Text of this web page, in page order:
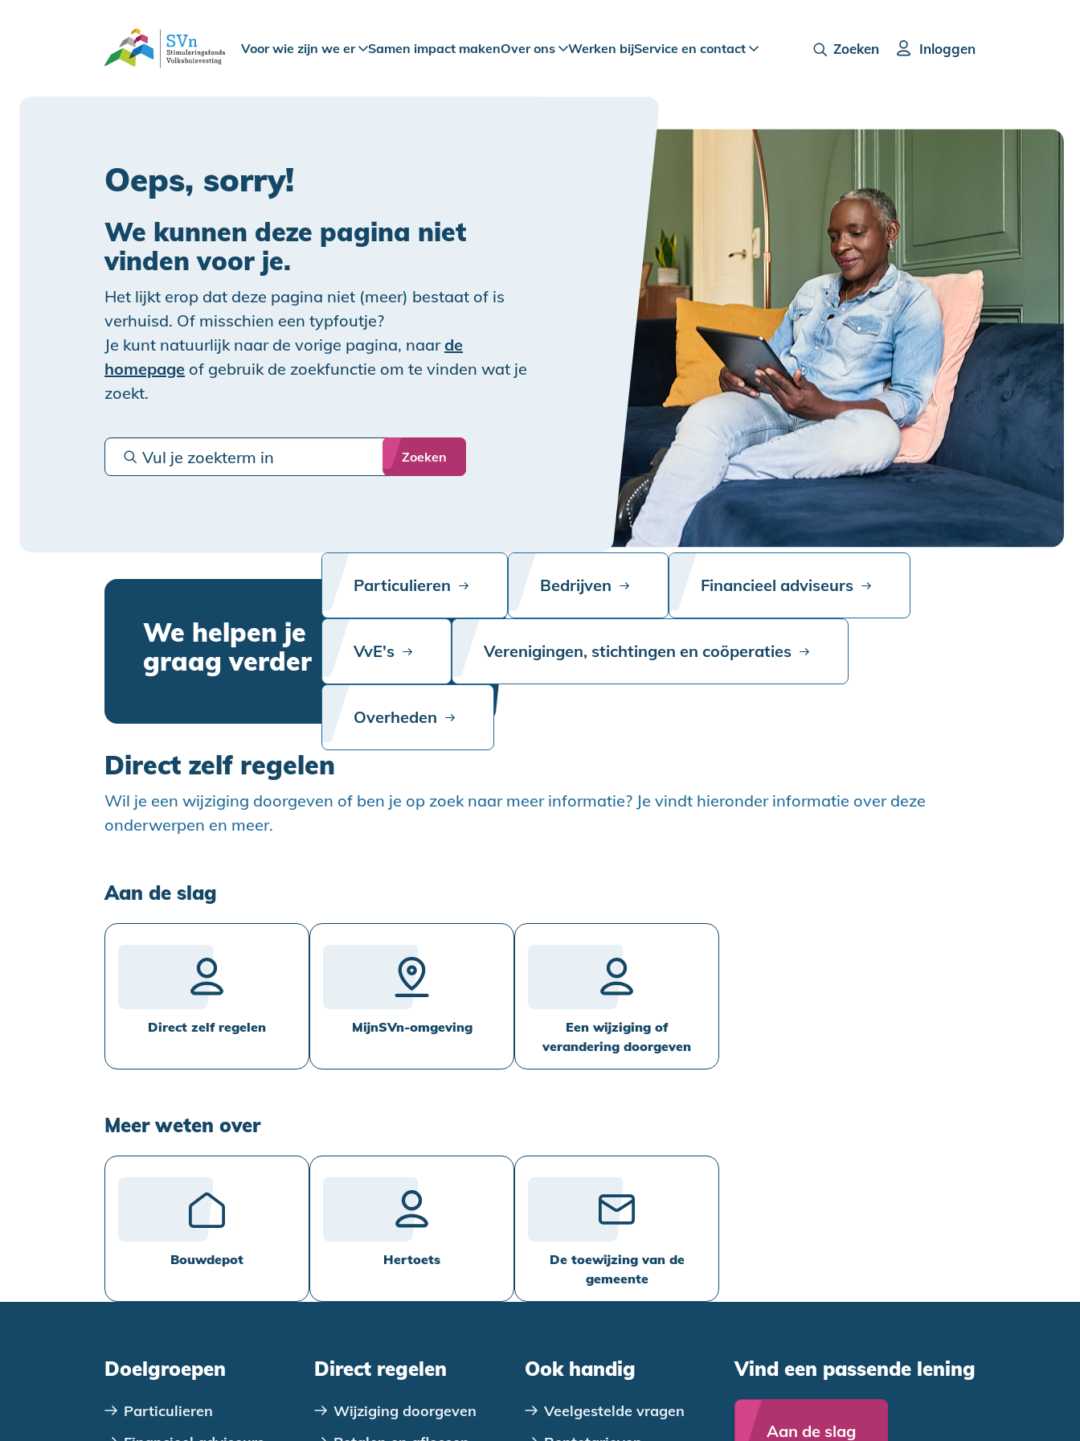
Voor wie zijn we er Samen impact makenOver ons Werken bijService en contact Zoeken Inloggen
Oeps, sorry!
We kunnen deze pagina niet
vinden voor je.
Het lijkt erop dat deze pagina niet (meer) bestaat of is
verhuisd. Of misschien een typfoutje?
Je kunt natuurlijk naar de vorige pagina, naarde
homepage of gebruik de zoekfunctie om te vinden wat je
zoekt.
Zoeken
We helpen je
graag verder
Particulieren Bedrijven Financieel adviseurs
VvE's Verenigingen, stichtingen en coöperaties
Overheden
Direct zelf regelen
Wil je een wijziging doorgeven of ben je op zoek naar meer informatie? Je vindt hieronder informatie over deze
onderwerpen en meer.
Aan de slag
Direct zelf regelen MijnSVn-omgeving
Een wijziging of
verandering doorgeven
Meer weten over
Bouwdepot Hertoets
De toewijzing van de
gemeente
Doelgroepen
Particulieren
Direct regelen
Wijziging doorgeven
Ook handig
Veelgestelde vragen
Vind een passende lening
Aan de slag